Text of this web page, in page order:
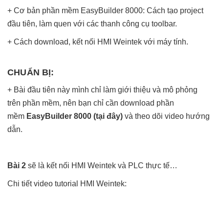
+ Cơ bản phần mềm EasyBuilder 8000: Cách tạo project
đầu tiên, làm quen với các thanh công cụ toolbar.
+ Cách download, kết nối HMI Weintek với máy tính.
CHUẨN BỊ:
+ Bài đầu tiên này mình chỉ làm giới thiệu và mô phỏng
trên phần mềm, nên bạn chỉ cần download phần
mềm EasyBuilder 8000 (tại đây) và theo dõi video hướng
dẫn.
Bài 2 sẽ là kết nối HMI Weintek và PLC thực tế…
Chi tiết video tutorial HMI Weintek: